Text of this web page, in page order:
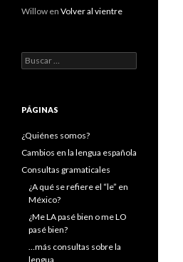
Willow en Volver al vientre
Buscar:
PÁGINAS
¿Quiénes somos?
Cambios en la lengua española
Consultas gramaticales
¿A qué se refiere el “le” en
México?
¿Me LA pasé bien o me LO
pasé bien?
…más consultas sobre la
lengua